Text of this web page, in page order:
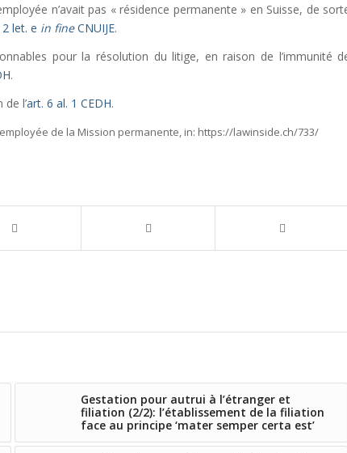
n’avait pas « résidence permanente » en Suisse, de
let. e in fineCNUIJE.
pour la résolution du litige, en raison de l’immunité
.
l’art. 6 al. 1 CEDH.
de la Mission permanente, in: https://lawinside.ch/733/
Gestation pour autrui à l’étranger et
filiation (2/2): l’établissement de la filiation
face au principe ‘mater semper certa est’